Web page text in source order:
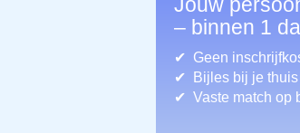
– binnen 1
Geen
Bijles bij je
Vaste match op